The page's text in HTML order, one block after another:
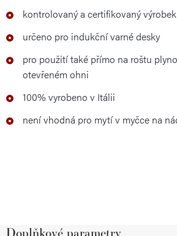
kontrolovaný a certifikovaný výrobek
určeno pro indukční varné desky
pro použití také přímo na roštu
otevřeném ohni
100% vyrobeno v Itálii
není vhodná pro mytí v myčce na